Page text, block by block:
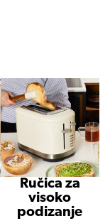
Ručica za
visoko
podizanje